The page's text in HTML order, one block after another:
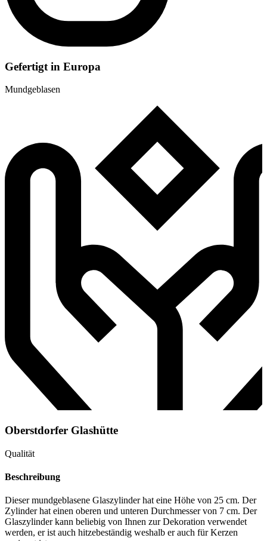
Gefertigt in Europa
Mundgeblasen
Oberstdorfer Glashütte
Qualität
Beschreibung
Dieser mundgeblasene Glaszylinder hat eine Höhe von 25 cm. Der
Zylinder hat einen oberen und unteren Durchmesser von 7 cm. Der
Glaszylinder kann beliebig von Ihnen zur Dekoration verwendet
werden, er ist auch hitzebeständig weshalb er auch für Kerzen